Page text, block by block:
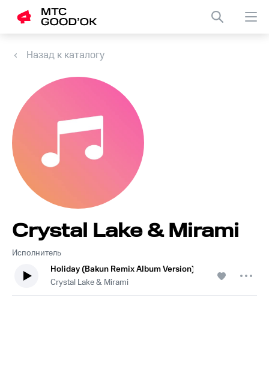
Назад к каталогу
Исполнитель
Crystal Lake & Mirami
Holiday (Bakun Remix Album Version)
Crystal Lake & Mirami